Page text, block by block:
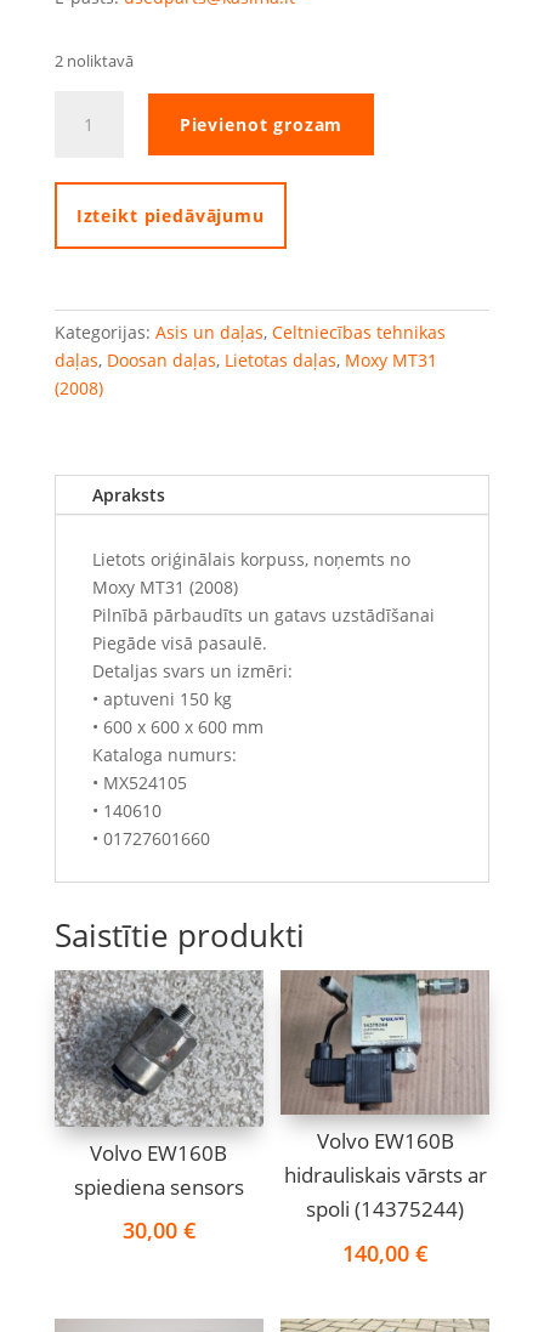
2 noliktavā
MT31
korpuss
quantity
Pievienot grozam
Izteikt piedāvājumu
Kategorijas: Asis un daļas, Celtniecības tehnikas
daļas, Doosan daļas, Lietotas daļas, Moxy MT31
(2008)
Apraksts
Lietots oriģinālais korpuss, noņemts no
Moxy MT31 (2008)
Pilnībā pārbaudīts un gatavs uzstādīšanai
Piegāde visā pasaulē.
Detaljas svars un izmēri:
• aptuveni 150 kg
• 600 x 600 x 600 mm
Kataloga numurs:
• MX524105
• 140610
• 01727601660
Saistītie produkti
Volvo EW160B
spiediena sensors
30,00 €
Volvo EW160B
hidrauliskais vārsts ar
spoli (14375244)
140,00€